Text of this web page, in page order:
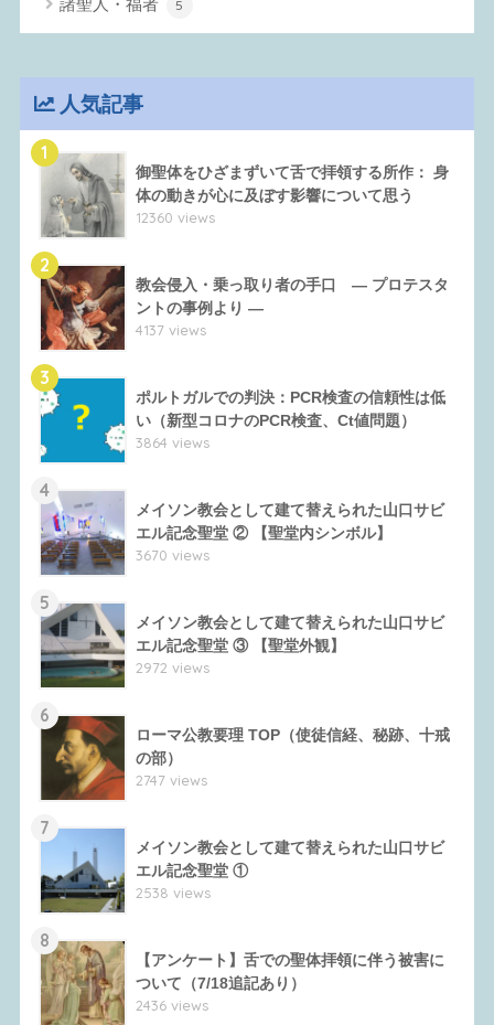
諸聖人・福者 5
人気記事
1
御聖体をひざまずいて舌で拝領する所作： 身
体の動きが心に及ぼす影響について思う
12360 views
2
教会侵入・乗っ取り者の手口 ― プロテスタ
ントの事例より ―
4137 views
3
ポルトガルでの判決：PCR検査の信頼性は低
い（新型コロナのPCR検査、Ct値問題）
3864 views
4
メイソン教会として建て替えられた山口サビ
エル記念聖堂 ② 【聖堂内シンボル】
3670 views
5
メイソン教会として建て替えられた山口サビ
エル記念聖堂 ③ 【聖堂外観】
2972 views
6
ローマ公教要理 TOP（使徒信経、秘跡、十戒
の部）
2747 views
7
メイソン教会として建て替えられた山口サビ
エル記念聖堂 ①
2538 views
8
【アンケート】舌での聖体拝領に伴う被害に
ついて（7/18追記あり）
2436 views